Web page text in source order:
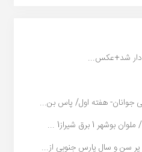
دار شد+عکس...
جوانان- هفته اول/ پاس بن...
1 برق شیراز1 ...
سن و سال پارس جنوبی از...